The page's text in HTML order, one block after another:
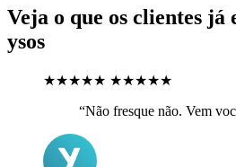
Veja o que os clientes já
ysos
★★★★★ ★★★★★
“Não fresque não. Vem